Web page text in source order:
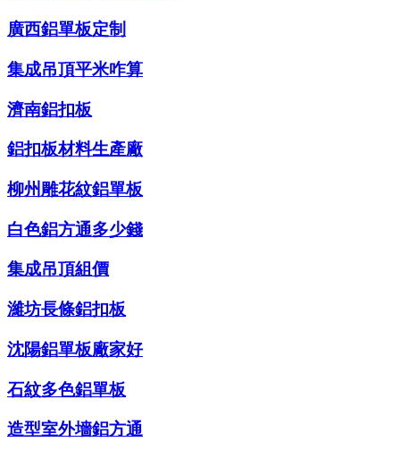
廣西鋁單板定制
集成吊頂平米咋算
濟南鋁扣板
鋁扣板材料生產廠
柳州雕花紋鋁單板
白色鋁方通多少錢
集成吊頂組價
濰坊長條鋁扣板
沈陽鋁單板廠家好
石紋多色鋁單板
造型室外墻鋁方通